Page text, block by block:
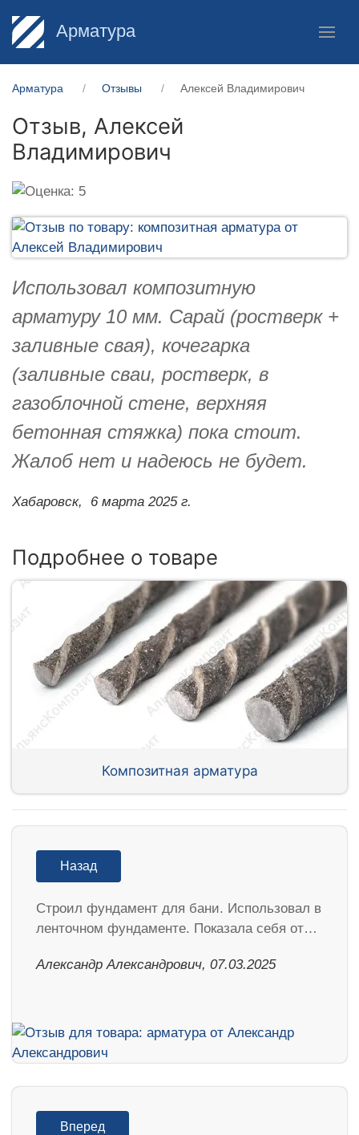
Арматура
Арматура Отзывы Алексей Владимирович
Отзыв, Алексей
Владимирович
Использовал композитную
арматуру 10 мм. Сарай (ростверк +
заливные свая), кочегарка
(заливные сваи, ростверк, в
газоблочной стене, верхняя
бетонная стяжка) пока стоит.
Жалоб нет и надеюсь не будет.
Хабаровск, 6 марта 2025 г.
Подробнее о товаре
Композитная арматура
Назад
Строил фундамент для бани. Использовал в
ленточном фундаменте. Показала себя от…
Александр Александрович, 07.03.2025
Вперед